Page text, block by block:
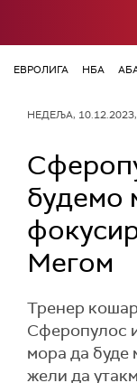
ЕВРОЛИГА НБА
НЕДЕЉА,
будемо
Мегом
Тренер
Сферопулос
мора да
жели да